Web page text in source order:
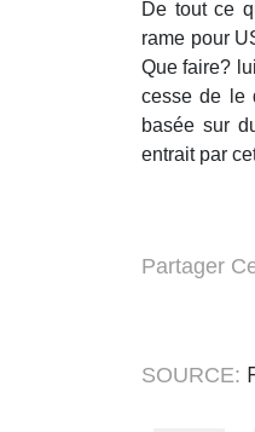
De tout ce
rame pour
Que faire?
cesse de le
basée sur
entrait par
Partager
SOURCE: